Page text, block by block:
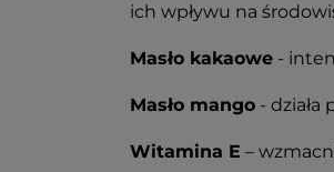
ich wpływu na
Masło kakaowe -
Masło mango -
Witamina E –